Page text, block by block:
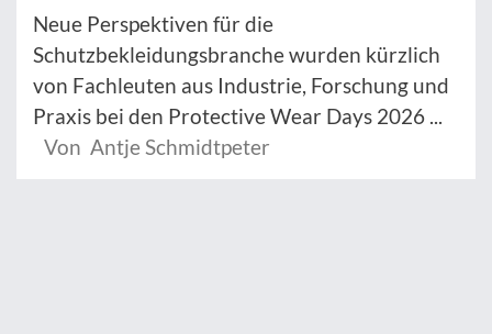
Neue Perspektiven für die
Schutzbekleidungsbranche wurden kürzlich
von Fachleuten aus Industrie, Forschung und
Praxis bei den Protective Wear Days 2026 ...
Von Antje Schmidtpeter